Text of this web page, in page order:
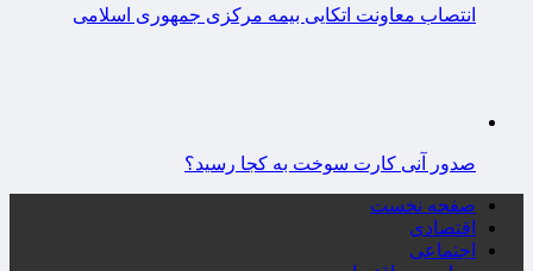
انتصاب معاونت اتکایی بیمه مرکزی جمهوری اسلامی
صدور آنی کارت سوخت به کجا رسید؟
صفحه نخست
اقتصادی
اجتماعی